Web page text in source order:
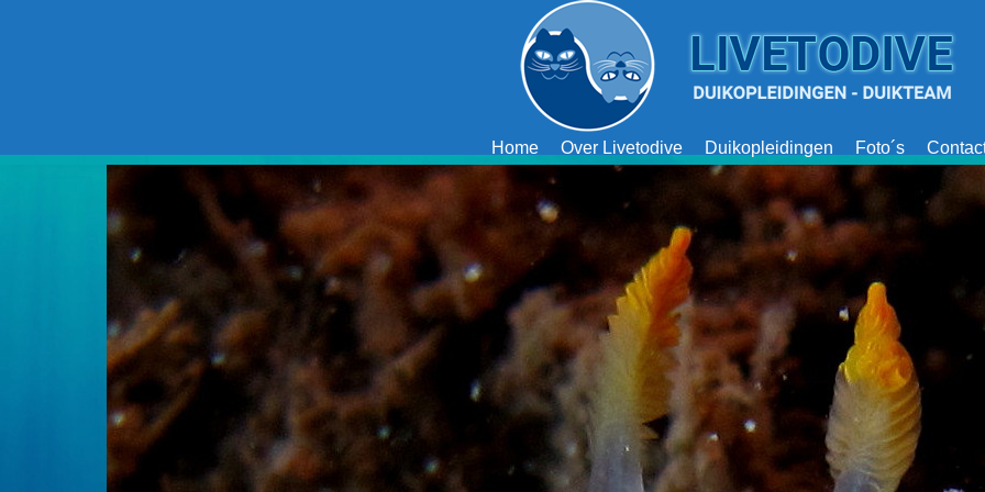
Home Over Livetodive Duikopleidingen Foto´s